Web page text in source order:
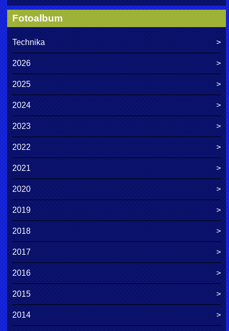
Fotoalbum
Technika
2026
2025
2024
2023
2022
2021
2020
2019
2018
2017
2016
2015
2014